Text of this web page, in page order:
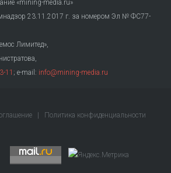
«mining-media.ru»
23.11.2017 г. за номером Эл № ФС77-
Лимитед»,
11 ; e-mail: info@mining-media.ru
Политика конфиденциальности